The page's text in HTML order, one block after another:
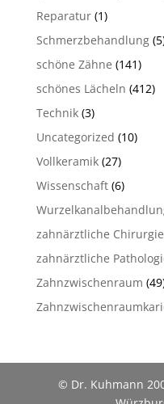
Reparatur(1)
Schmerzbehandlung
schöne Zähne (141)
schönes Lächeln (412)
Technik(3)
Uncategorized (10)
Vollkeramik(27)
Wissenschaft(6)
zahnärztliche Chirurgie
zahnärztliche
Zahnzwischenraum
© Dr. Kuhmann